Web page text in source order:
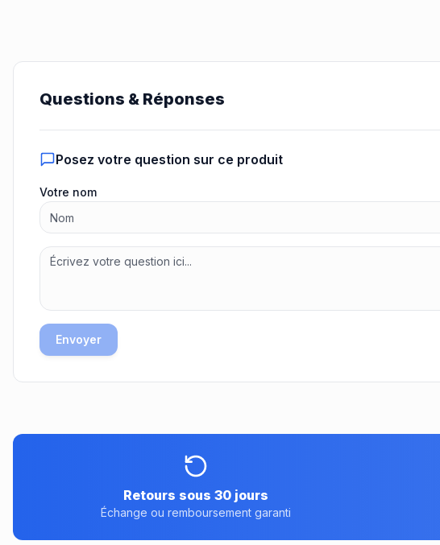
Questions & Réponses
Posez votre question sur ce produit
Votre nom
Envoyer
Retours sous 30 jours
Échange ou remboursement garanti